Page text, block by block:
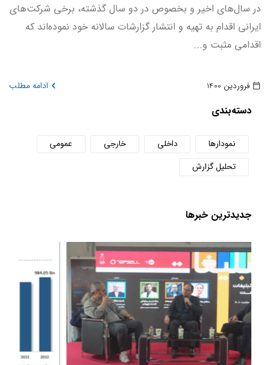
در سال‌های اخیر و بخصوص در دو سال گذشته، برخی شرکت‌های
ایرانی اقدام به تهیه و انتشار گزارشات سالانه خود نموده‌اند که
اقدامی مثبت و...
فروردین 1400 ادامه مطلب
دسته‌بندی
نمودارها داخلی خارجی
عمومی
تحلیل گزارش
جدید‌ترین خبر‌ها